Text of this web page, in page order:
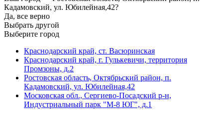
Кадамовский, ул. Юбилейная,42?
Да, все верно
Выбрать другой
Выберите город
Краснодарский край, ст. Васюринская
Краснодарский край, г. Гулькевичи, территория
Промзоны, д.2
Ростовская область, Октябрьский район, п.
Кадамовский, ул. Юбилейная,42
Московская обл., Сергиево-Посадский р-н,
Индустриальный парк "М-8 ЮГ", д.1